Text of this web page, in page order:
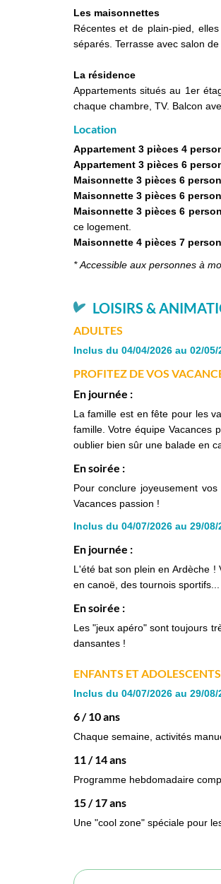
Les maisonnettes
Récentes et de plain-pied,
séparés. Terrasse avec salon de
La résidence
Appartements situés au 1er
chaque chambre, TV. Balcon
Location
Appartement 3 pièces 4
Appartement 3 pièces 6
Maisonnette 3 pièces 6
Maisonnette 3 pièces 6
Maisonnette 3 pièces 6
ce logement.
Maisonnette 4 pièces 7
* Accessible aux personnes à
LOISIRS &
ADULTES
Inclus du 04/04/2026 au 02/05/
PROFITEZ DE VOS
En journée :
La famille est en fête pour les
famille. Votre équipe Vacances
oublier bien sûr une balade en
En soirée :
Pour conclure joyeusement
Vacances passion !
Inclus du 04/07/2026 au 29/08/
En journée :
L'été bat son plein en Ardèche ! Votre "team" Vacances passion vous prépare un programme passionnant de découvertes et d'aventures, des balades, des randos, des descentes
en canoë, des tournois
En soirée :
Les "jeux apéro" sont toujours
dansantes !
ENFANTS ET ADOLESCENTS
Inclus du 04/07/2026 au 29/08/
6 / 10 ans
Chaque semaine, activités
11 / 14 ans
Programme hebdomadaire
15 / 17 ans
Une "cool zone" spéciale pour